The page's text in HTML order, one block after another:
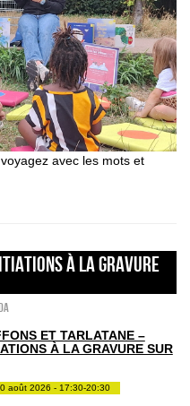
avec les mots et
À LA GRAVURE
ET TARLATANE –
À LA GRAVURE SUR
août 2026 - 17:30-20:30